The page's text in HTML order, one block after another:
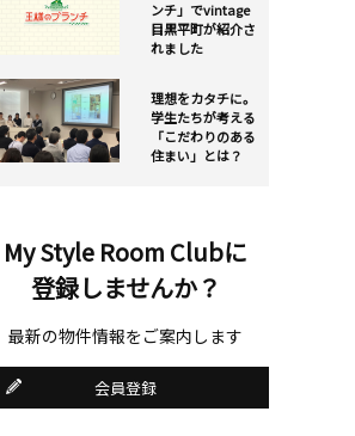
ンチ」でvintage
目黒平町が紹介さ
れました
理想をカタチに。
学生たちが考える
「こだわりのある
住まい」とは？
My Style Room Clubに
登録しませんか？
最新の物件情報をご案内します
会員登録